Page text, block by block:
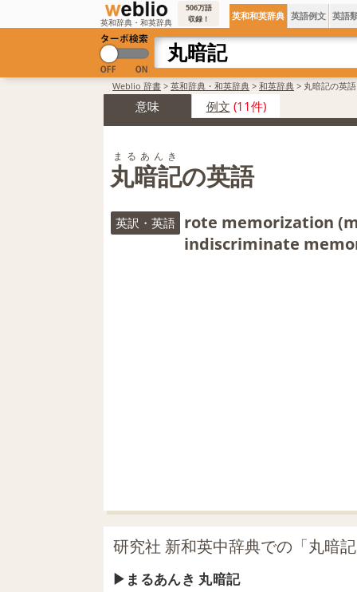
英和辞典・和英辞典
506万語
収録！
英和和英辞典 英語例文 英語
Weblio 辞書 > 英和辞典・和英辞典 > 和英辞典 > 丸暗記の英
意味 例文 (11件)
丸暗記の英語
まるあんき
英訳・英語 rote memorization
indiscriminate
研究社 新和英中辞典での「丸暗
まるあんき 丸暗記